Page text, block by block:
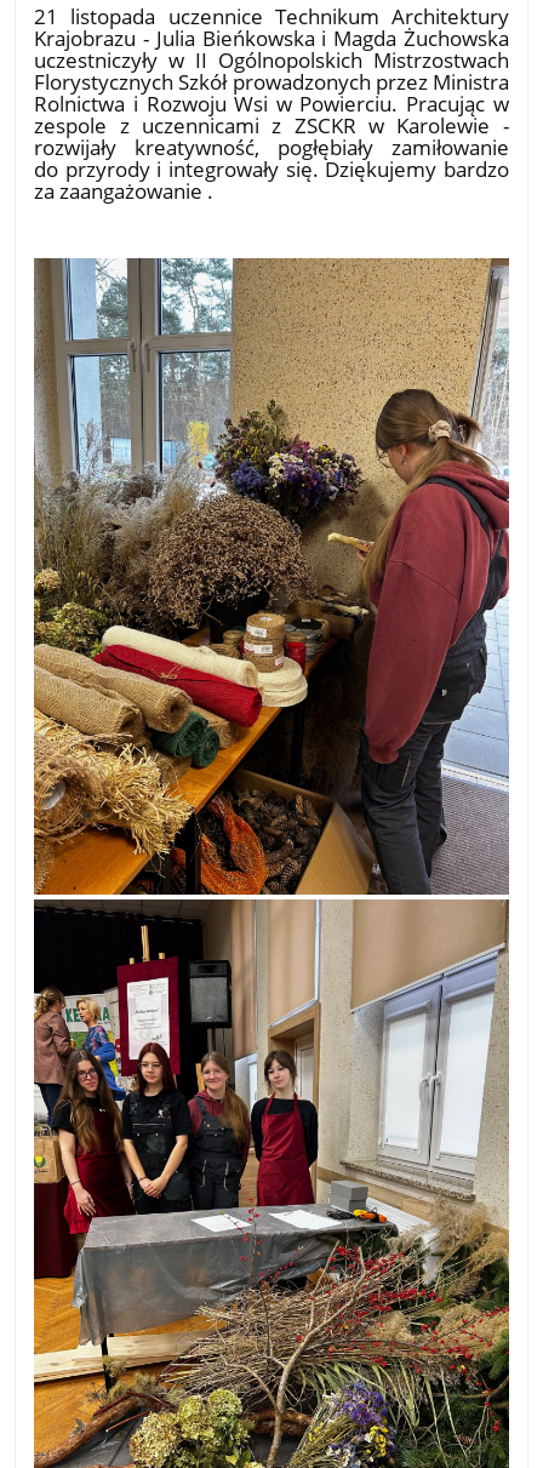
21 listopada uczennice Technikum Architektury
Krajobrazu - Julia Bieńkowska i Magda Żuchowska
uczestniczyły w II Ogólnopolskich Mistrzostwach
Florystycznych Szkół prowadzonych przez Ministra
Rolnictwa i Rozwoju Wsi w Powierciu. Pracując w
zespole z uczennicami z ZSCKR w Karolewie -
rozwijały kreatywność, pogłębiały zamiłowanie
do przyrody i integrowały się. Dziękujemy bardzo
za zaangażowanie .